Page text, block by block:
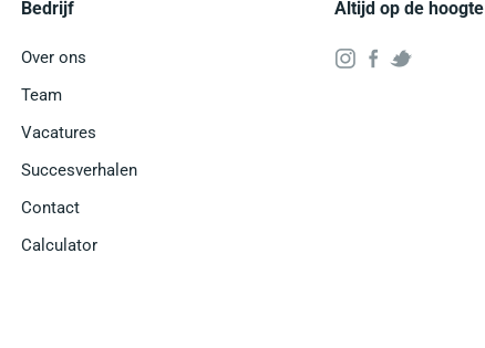
Bedrijf
Over ons
Team
Vacatures
Succesverhalen
Contact
Calculator
Altijd op de hoogte